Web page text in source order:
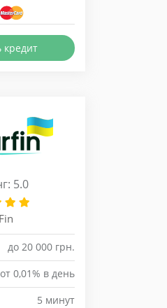
кредит
5.0
до 20 000 грн.
от 0,01% в день
5 минут